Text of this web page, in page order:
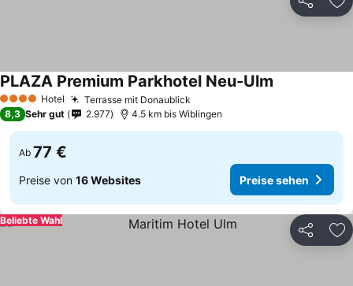
Teilen
4 Sterne Hotel Terrasse mit Donaublick
PLAZA Premium Parkhotel Neu-Ulm
8,3 Sehr gut 2.977 4.5 km bis Wiblingen
Ab 77 €
Preise von 16 Websites Preise sehen
Teilen
Beliebte Wahl